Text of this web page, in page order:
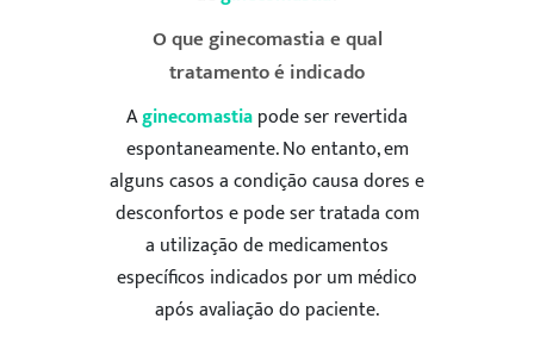
O que ginecomastia e qual
tratamento é indicado
Aginecomastiapode ser revertida
espontaneamente. No entanto, em
alguns casos a condição causa dores e
desconfortos e pode ser tratada com
a utilização de medicamentos
específicos indicados por um médico
após avaliação do paciente.